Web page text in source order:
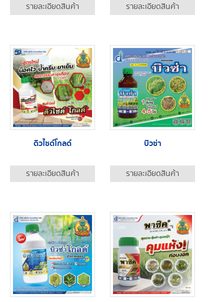
รายละเอียดสินค้า รายละเอียดสินค้า
ดิวไซด์โกลด์
รายละเอียดสินค้า
บิวซ่า
รายละเอียดสินค้า